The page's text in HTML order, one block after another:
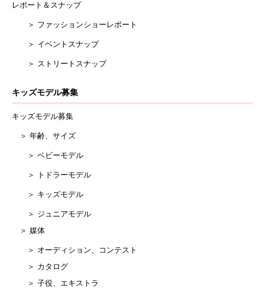
レポート＆スナップ
＞ ファッションショーレポート
＞ イベントスナップ
＞ ストリートスナップ
キッズモデル募集
キッズモデル募集
＞ 年齢、サイズ
＞ ベビーモデル
＞ トドラーモデル
＞ キッズモデル
＞ ジュニアモデル
＞ 媒体
＞ オーディション、コンテスト
＞ カタログ
＞ 子役、エキストラ